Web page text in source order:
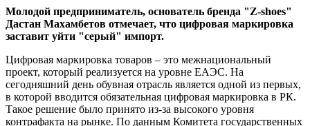
Молодой предприниматель, основатель бренда "Z-shoes"
Дастан Махамбетов отмечает, что цифровая маркировка
заставит уйти "серый" импорт.
Цифровая маркировка товаров – это межнациональный
проект, который реализуется на уровне ЕАЭС. На
сегодняшний день обувная отрасль является одной из первых,
в которой вводится обязательная цифровая маркировка в РК.
Такое решение было принято из-за высокого уровня
контрафакта на рынке. По данным Комитета государственных